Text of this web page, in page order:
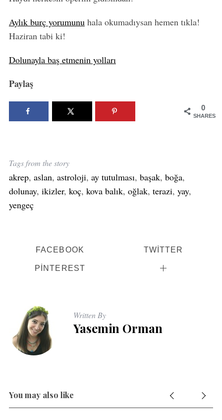
Aylık burç yorumunuhala okumadıysan hemen tıkla!
Haziran tabi ki!
Dolunayla baş etmenin yolları
Paylaş
0
SHARES
Tags from the story
akrep, aslan, astroloji, ay tutulması, başak, boğa,
dolunay, ikizler, koç, kova balık, oğlak, terazi, yay,
yengeç
FACEBOOK TWITTER
PINTEREST
Written By
Yasemin Orman
You may also like